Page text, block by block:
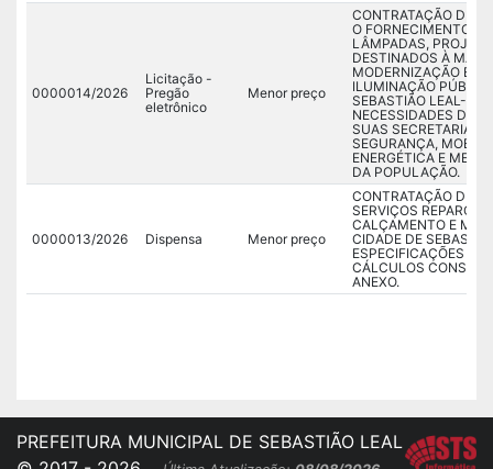
0000014/2026
Licitação -
Pregão
eletrônico
Menor preço
CONTRATAÇÃO DE
O FORNECIMENTO
LÂMPADAS,
DESTINADOS À
MODERNIZAÇÃO E
ILUMINAÇÃO
SEBASTIÃO LEAL-PI,
NECESSIDADES DA
SUAS SECRETARIAS,
SEGURANÇA,
ENERGÉTICA E
DA POPULAÇÃO.
0000013/2026 Dispensa Menor preço
CONTRATAÇÃO DE
SERVIÇOS REPAROS
CALÇAMENTO E
CIDADE DE
ESPECIFICAÇÕES
CÁLCULOS
ANEXO.
PREFEITURA MUNICIPAL DE SEBASTIÃO LEAL